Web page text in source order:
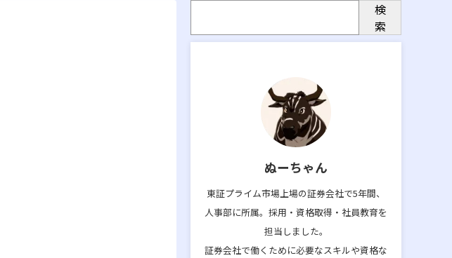
検
索
ぬーちゃん
東証プライム市場上場の証券会社で5年間、
人事部に所属。採用・資格取得・社員教育を
担当しました。
証券会社で働くために必要なスキルや資格な